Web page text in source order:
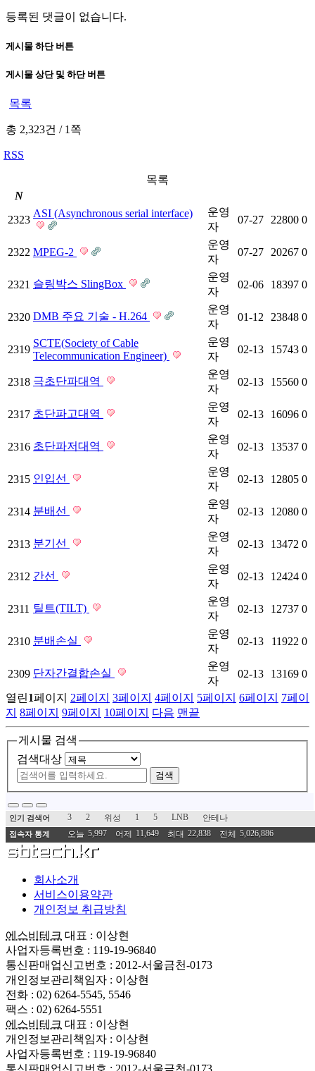
등록된 댓글이 없습니다.
게시물 하단 버튼
게시물 상단 및 하단 버튼
목록
총 2,323건 /1쪽
RSS
목록
N
2323
ASI (Asynchronous serial interface)
운영
자
07-27 22800 0
2322 MPEG-2
운영
자
07-27 20267 0
2321 슬링박스 SlingBox
운영
자
02-06 18397 0
2320 DMB 주요 기술 - H.264
운영
자
01-12 23848 0
2319
SCTE(Society of Cable
Telecommunication Engineer)
운영
자
02-13 15743 0
2318 극초단파대역
운영
자
02-13 15560 0
2317 초단파고대역
운영
자
02-13 16096 0
2316 초단파저대역
운영
자
02-13 13537 0
2315 인입선
운영
자
02-13 12805 0
2314 분배선
운영
자
02-13 12080 0
2313 분기선
운영
자
02-13 13472 0
2312 간선
운영
자
02-13 12424 0
2311 틸트(TILT)
운영
자
02-13 12737 0
2310 분배손실
운영
자
02-13 11922 0
2309 단자간결합손실
운영
자
02-13 13169 0
열린1페이지 2페이지 3페이지 4페이지 5페이지 6페이지 7페이
지 8페이지 9페이지 10페이지 다음 맨끝
게시물 검색
검색대상
검색
인기 검색어 3 2 위성 1 5 LNB 안테나
접속자 통계 오늘 5,997 어제 11,649 최대 22,838 전체 5,026,886
회사소개
서비스이용약관
개인정보 취급방침
에스비테크 대표 : 이상현
사업자등록번호 : 119-19-96840
통신판매업신고번호 : 2012-서울금천-0173
개인정보관리책임자 : 이상현
전화 : 02) 6264-5545, 5546
팩스 : 02) 6264-5551
에스비테크 대표 : 이상현
개인정보관리책임자 : 이상현
사업자등록번호 : 119-19-96840
통신판매업신고번호 : 2012-서울금천-0173